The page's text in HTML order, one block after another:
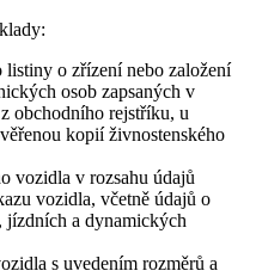
o zřízení nebo založení
osob zapsaných v
obchodního rejstříku, u
kopií živnostenského
vozidla v rozsahu údajů
vozidla, včetně údajů o
jízdních a dynamických
s uvedením rozměrů a